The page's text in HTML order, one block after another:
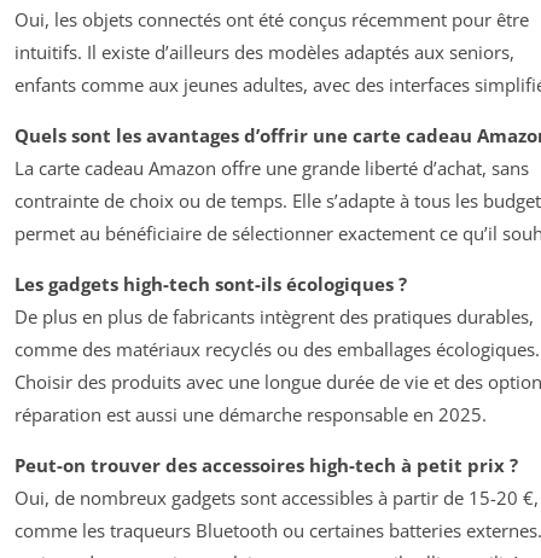
Oui, les objets connectés ont été conçus récemment pour être
intuitifs. Il existe d’ailleurs des modèles adaptés aux seniors,
enfants comme aux jeunes adultes, avec des interfaces
Quels sont les avantages d’offrir une carte cadeau
La carte cadeau Amazon offre une grande liberté d’achat, sans
contrainte de choix ou de temps. Elle s’adapte à tous les
permet au bénéficiaire de sélectionner exactement ce qu’il
Les gadgets high-tech sont-ils écologiques ?
De plus en plus de fabricants intègrent des pratiques durables,
comme des matériaux recyclés ou des emballages écologiques.
Choisir des produits avec une longue durée de vie et des
réparation est aussi une démarche responsable en 2025.
Peut-on trouver des accessoires high-tech à petit prix ?
Oui, de nombreux gadgets sont accessibles à partir de 15-20 €,
comme les traqueurs Bluetooth ou certaines batteries